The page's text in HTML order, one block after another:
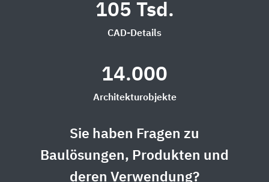
105 Tsd.
CAD-Details
14.000
Architekturobjekte
Sie haben Fragen zu
Baulösungen, Produkten und
deren Verwendung?